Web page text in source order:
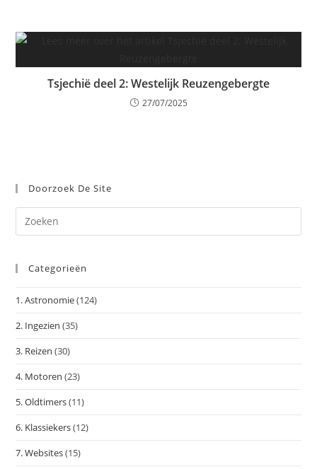
Tsjechië deel 2: Westelijk Reuzengebergte
27/07/2025
Doorzoek De Site
op
Categorieën
1. Astronomie(124)
2. Ingezien (35)
3. Reizen (30)
4. Motoren (23)
5. Oldtimers(11)
6. Klassiekers(12)
7. Websites(15)